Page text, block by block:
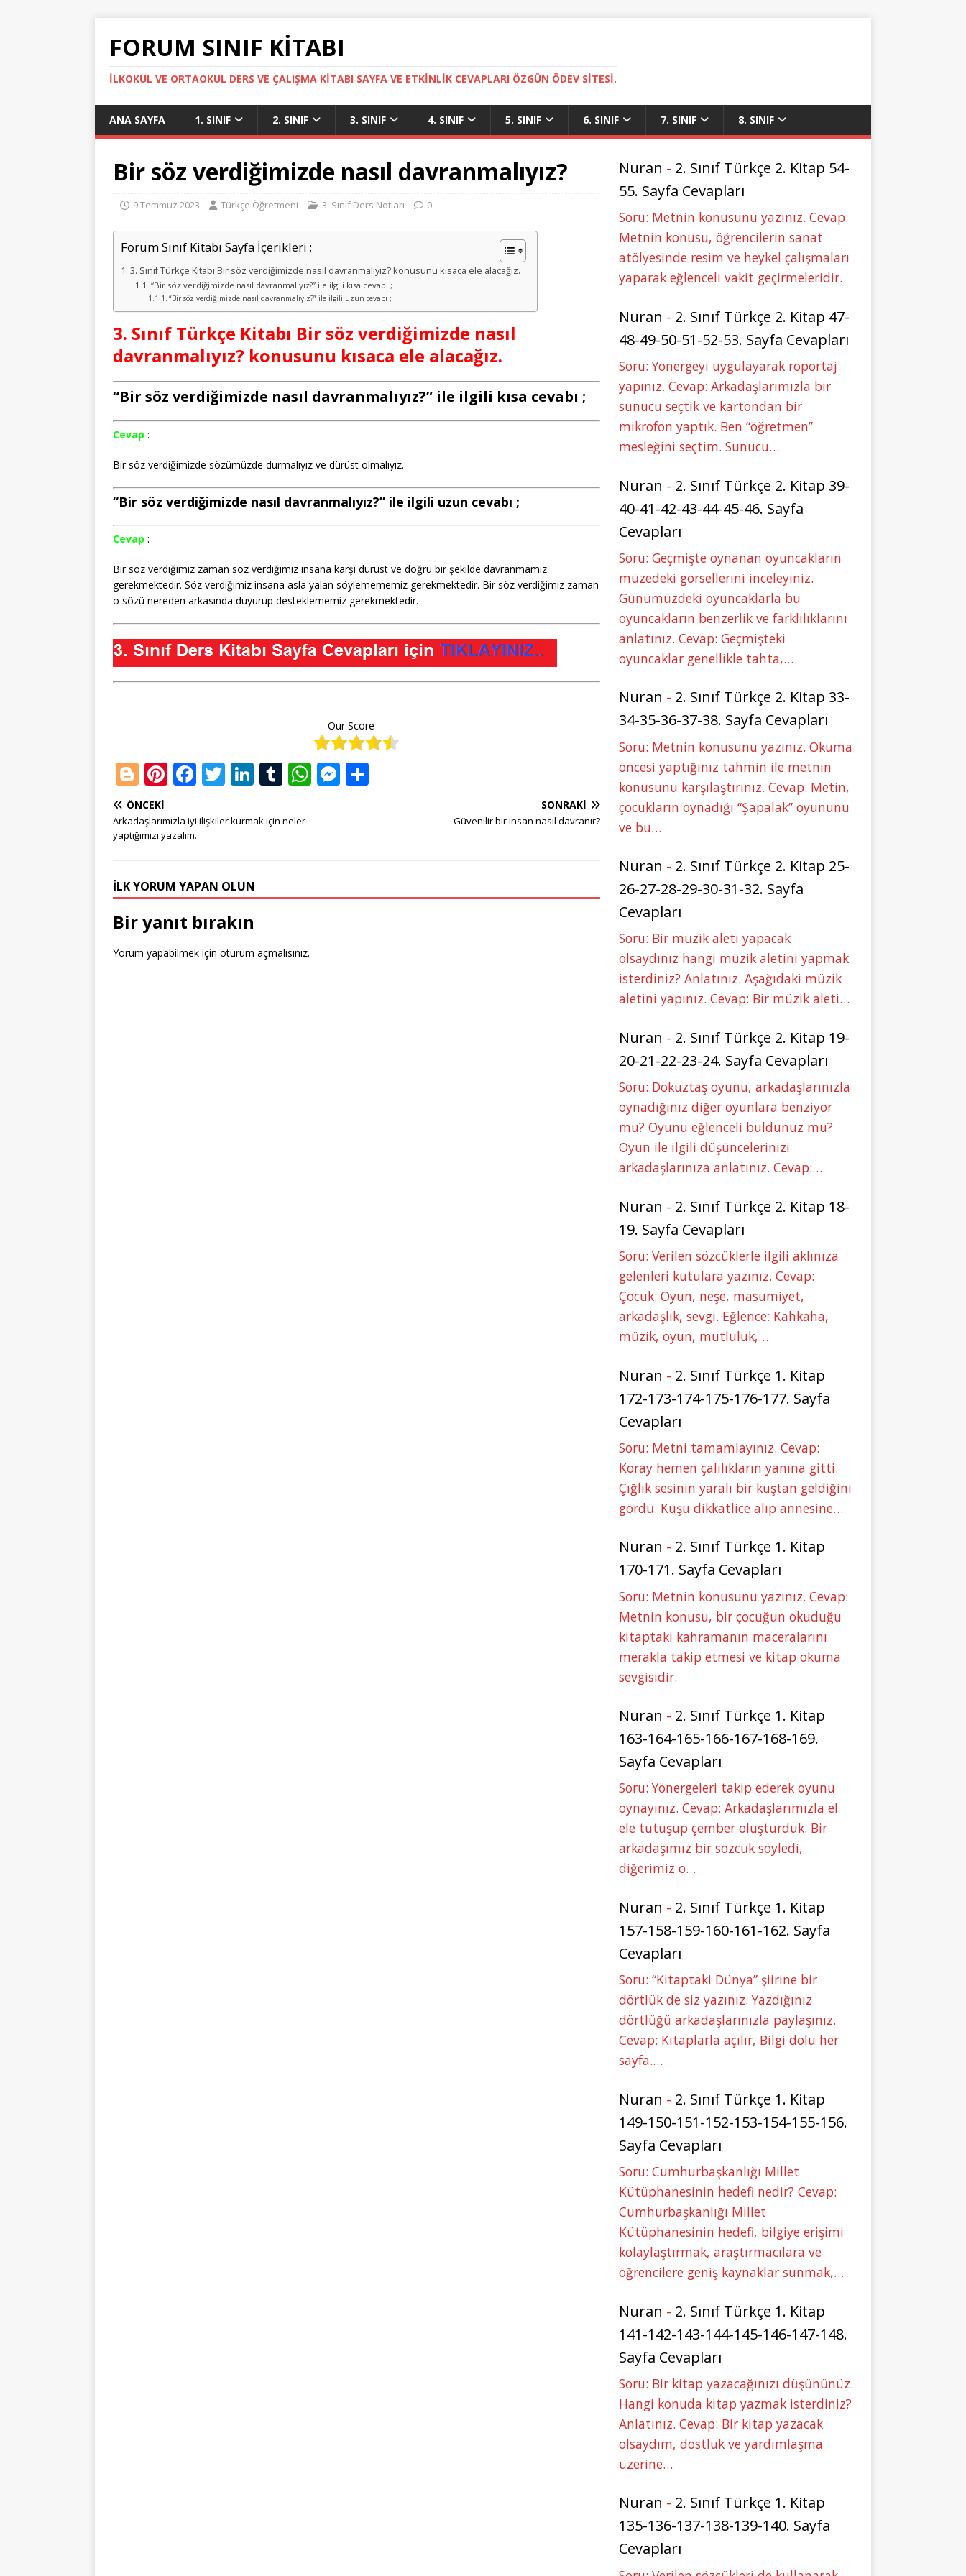
FORUM SINIF KITABI
İLKOKUL VE ORTAOKUL DERS VE ÇALIŞMA KITABI SAYFA VE ETKINLIK CEVAPLARI ÖZGÜN ÖDEV SITESI.
ANA SAYFA 1. SINIF 2. SINIF 3. SINIF 4. SINIF 5. SINIF 6. SINIF 7. SINIF 8. SINIF
Bir söz verdiğimizde nasıl davranmalıyız?
9 Temmuz 2023 Türkçe Öğretmeni 3. Sınıf Ders Notları 0
Forum Sınıf Kitabı Sayfa İçerikleri ;
3. Sınıf Türkçe Kitabı Bir söz verdiğimizde nasıl davranmalıyız? konusunu kısaca ele alacağız.
“Bir söz verdiğimizde nasıl davranmalıyız?” ile ilgili kısa cevabı ;
“Bir söz verdiğimizde nasıl davranmalıyız?” ile ilgili uzun cevabı ;
3. Sınıf Türkçe Kitabı Bir söz verdiğimizde nasıl
davranmalıyız? konusunu kısaca ele alacağız.
“Bir söz verdiğimizde nasıl davranmalıyız?” ile ilgili kısa cevabı ;
Cevap :
Bir söz verdiğimizde sözümüzde durmalıyız ve dürüst olmalıyız.
“Bir söz verdiğimizde nasıl davranmalıyız?” ile ilgili uzun cevabı ;
Cevap :
Bir söz verdiğimiz zaman söz verdiğimiz insana karşı dürüst ve doğru bir şekilde davranmamız
gerekmektedir. Söz verdiğimiz insana asla yalan söylemememiz gerekmektedir. Bir söz verdiğimiz zaman
o sözü nereden arkasında duyurup desteklememiz gerekmektedir.
Our Score
Bl
o
g
g
r
Pi
te
r
st
F
c
o
o
k
T
it
Li
k
n
T
m
W
p
M
g
ÖNCEKI
Arkadaşlarımızla iyi ilişkiler kurmak için neler
yaptığımızı yazalım.
SONRAKI
Güvenilir bir insan nasıl davranır?
İLK YORUM YAPAN OLUN
Bir yanıt bırakın
Yorum yapabilmek için oturum açmalısınız.
Nuran - 2. Sınıf Türkçe 2. Kitap 54-
55. Sayfa Cevapları
Soru: Metnin konusunu yazınız. Cevap:
Metnin konusu, öğrencilerin sanat
atölyesinde resim ve heykel çalışmaları
yaparak eğlenceli vakit geçirmeleridir.
Nuran - 2. Sınıf Türkçe 2. Kitap 47-
48-49-50-51-52-53. Sayfa Cevapları
Soru: Yönergeyi uygulayarak röportaj
yapınız. Cevap: Arkadaşlarımızla bir
sunucu seçtik ve kartondan bir
mikrofon yaptık. Ben “öğretmen”
mesleğini seçtim. Sunucu…
Nuran - 2. Sınıf Türkçe 2. Kitap 39-
40-41-42-43-44-45-46. Sayfa
Cevapları
Soru: Geçmişte oynanan oyuncakların
müzedeki görsellerini inceleyiniz.
Günümüzdeki oyuncaklarla bu
oyuncakların benzerlik ve farklılıklarını
anlatınız. Cevap: Geçmişteki
oyuncaklar genellikle tahta,…
Nuran - 2. Sınıf Türkçe 2. Kitap 33-
34-35-36-37-38. Sayfa Cevapları
Soru: Metnin konusunu yazınız. Okuma
öncesi yaptığınız tahmin ile metnin
konusunu karşılaştırınız. Cevap: Metin,
çocukların oynadığı “Şapalak” oyununu
ve bu…
Nuran - 2. Sınıf Türkçe 2. Kitap 25-
26-27-28-29-30-31-32. Sayfa
Cevapları
Soru: Bir müzik aleti yapacak
olsaydınız hangi müzik aletini yapmak
isterdiniz? Anlatınız. Aşağıdaki müzik
aletini yapınız. Cevap: Bir müzik aleti…
Nuran - 2. Sınıf Türkçe 2. Kitap 19-
20-21-22-23-24. Sayfa Cevapları
Soru: Dokuztaş oyunu, arkadaşlarınızla
oynadığınız diğer oyunlara benziyor
mu? Oyunu eğlenceli buldunuz mu?
Oyun ile ilgili düşüncelerinizi
arkadaşlarınıza anlatınız. Cevap:…
Nuran - 2. Sınıf Türkçe 2. Kitap 18-
19. Sayfa Cevapları
Soru: Verilen sözcüklerle ilgili aklınıza
gelenleri kutulara yazınız. Cevap:
Çocuk: Oyun, neşe, masumiyet,
arkadaşlık, sevgi. Eğlence: Kahkaha,
müzik, oyun, mutluluk,…
Nuran - 2. Sınıf Türkçe 1. Kitap
172-173-174-175-176-177. Sayfa
Cevapları
Soru: Metni tamamlayınız. Cevap:
Koray hemen çalılıkların yanına gitti.
Çığlık sesinin yaralı bir kuştan geldiğini
gördü. Kuşu dikkatlice alıp annesine…
Nuran - 2. Sınıf Türkçe 1. Kitap
170-171. Sayfa Cevapları
Soru: Metnin konusunu yazınız. Cevap:
Metnin konusu, bir çocuğun okuduğu
kitaptaki kahramanın maceralarını
merakla takip etmesi ve kitap okuma
sevgisidir.
Nuran - 2. Sınıf Türkçe 1. Kitap
163-164-165-166-167-168-169.
Sayfa Cevapları
Soru: Yönergeleri takip ederek oyunu
oynayınız. Cevap: Arkadaşlarımızla el
ele tutuşup çember oluşturduk. Bir
arkadaşımız bir sözcük söyledi,
diğerimiz o…
Nuran - 2. Sınıf Türkçe 1. Kitap
157-158-159-160-161-162. Sayfa
Cevapları
Soru: “Kitaptaki Dünya” şiirine bir
dörtlük de siz yazınız. Yazdığınız
dörtlüğü arkadaşlarınızla paylaşınız.
Cevap: Kitaplarla açılır, Bilgi dolu her
sayfa.…
Nuran - 2. Sınıf Türkçe 1. Kitap
149-150-151-152-153-154-155-156.
Sayfa Cevapları
Soru: Cumhurbaşkanlığı Millet
Kütüphanesinin hedefi nedir? Cevap:
Cumhurbaşkanlığı Millet
Kütüphanesinin hedefi, bilgiye erişimi
kolaylaştırmak, araştırmacılara ve
öğrencilere geniş kaynaklar sunmak,…
Nuran - 2. Sınıf Türkçe 1. Kitap
141-142-143-144-145-146-147-148.
Sayfa Cevapları
Soru: Bir kitap yazacağınızı düşününüz.
Hangi konuda kitap yazmak isterdiniz?
Anlatınız. Cevap: Bir kitap yazacak
olsaydım, dostluk ve yardımlaşma
üzerine…
Nuran - 2. Sınıf Türkçe 1. Kitap
135-136-137-138-139-140. Sayfa
Cevapları